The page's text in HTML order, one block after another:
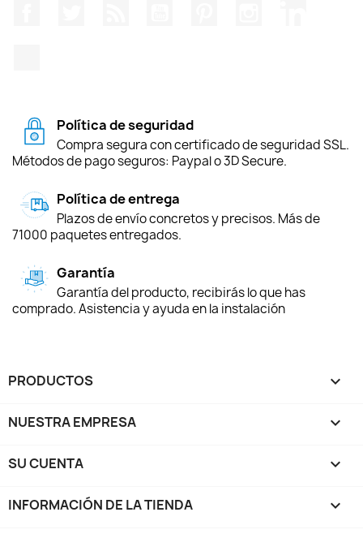
Política de seguridad
Compra segura con certificado de seguridad SSL.
Métodos de pago seguros: Paypal o 3D Secure.
Política de entrega
Plazos de envío concretos y precisos. Más de
71000 paquetes entregados.
Garantía
Garantía del producto, recibirás lo que has
comprado. Asistencia y ayuda en la instalación
PRODUCTOS 
NUESTRA EMPRESA 
SU CUENTA 
INFORMACIÓN DE LA TIENDA keyboard_arrow_down